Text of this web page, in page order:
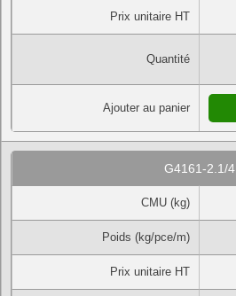
Prix unitaire HT
Quantité
Ajouter au panier
G4161-2.1/4
CMU (kg)
Poids (kg/pce/m)
Prix unitaire HT